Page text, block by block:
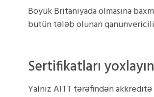
Böyük Britaniyada olmasına
bütün tələb olunan
Sertifikatları yoxlayın
Yalnız AITT tərəfindən